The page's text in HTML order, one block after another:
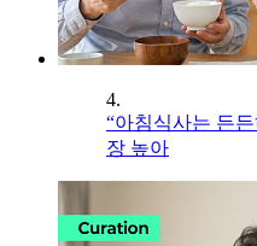
4.
“아침식사는 든
장 높아